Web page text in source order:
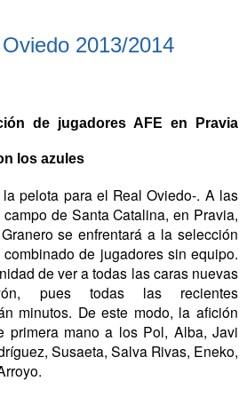
2013/2014
de jugadores AFE en Pravia
los azules
pelota para el Real Oviedo-. A las
de Santa Catalina, en Pravia,
se enfrentará a la selección
de jugadores sin equipo.
de ver a todas las caras nuevas
pues todas las recientes
minutos. De este modo, la afición
primera mano a los Pol, Alba, Javi
Susaeta, Salva Rivas, Eneko,